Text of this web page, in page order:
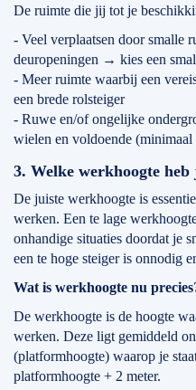
De ruimte die jij tot je
- Veel verplaatsen door smalle
deuropeningen → kies een
- Meer ruimte waarbij een
een brede rolsteiger
- Ruwe en/of ongelijke
wielen en voldoende (minimaal
3. Welke werkhoogte heb
De juiste werkhoogte is
werken. Een te lage
onhandige situaties doordat je
een te hoge steiger is onnodig
Wat is werkhoogte nu
De werkhoogte is de hoogte
werken. Deze ligt gemiddeld
(platformhoogte) waarop je
platformhoogte + 2 meter.